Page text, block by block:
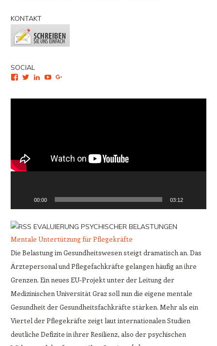
KONTAKT
SOCIAL
Facebook
TwitterLinkedIn
YouTube
00:00 03:12
EVALUIERUNG PSYCHISCHER BELASTUNGEN
Mentale Untertützung für Pflegekräfte
Die Belastung im Gesundheitswesen steigt dramatisch an. Das
Ärztepersonal und Pflegefachkräfte gelangen häufig an ihre
Grenzen. Ein neues EU-Projekt unter der Leitung der
Medizinischen Universität Graz soll nun die eigene mentale
Gesundheit der Gesundheitsfachkräfte stärken. Mehr als ein
Viertel der Pflegekräfte zeigt laut internationalen Studien
deutliche Defizite in ihrer Resilienz, also der psychischen